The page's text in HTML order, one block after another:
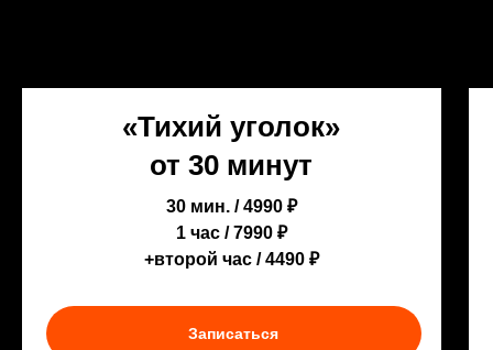
«Тихий уголок»
от 30 минут
30 мин. / 4990 ₽
1 час / 7990 ₽
+второй час / 4490 ₽
Записаться